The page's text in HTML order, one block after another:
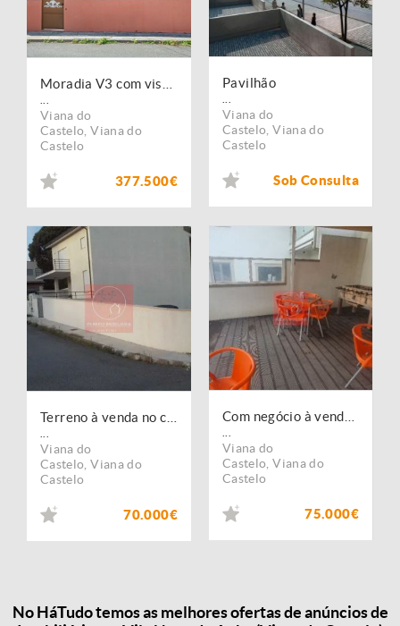
Viana do
Castelo ,Viana do
Castelo
377.500€
Pavilhão
Viana do
Castelo ,Viana do
Castelo
Sob Consulta
Viana do
Castelo ,Viana do
Castelo
70.000€
Viana do
Castelo ,Viana do
Castelo
75.000€
No HáTudo temos as melhores ofertas de anúncios de